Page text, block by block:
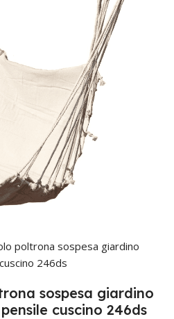
poltrona sospesa giardino
246ds
sospesa giardino
cuscino 246ds